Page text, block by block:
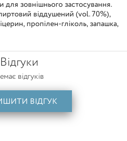
для зовнішнього застосування.
віддушений (vol. 70%),
пропілен-гліколь, запашка,
Відгуки
відгуків
ВІДГУК